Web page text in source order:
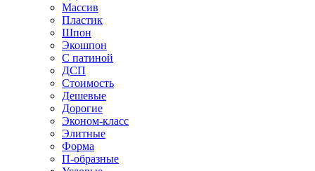
Массив
Пластик
Шпон
Экошпон
С патиной
ДСП
Стоимость
Дешевые
Дорогие
Эконом-класс
Элитные
Форма
П-образные